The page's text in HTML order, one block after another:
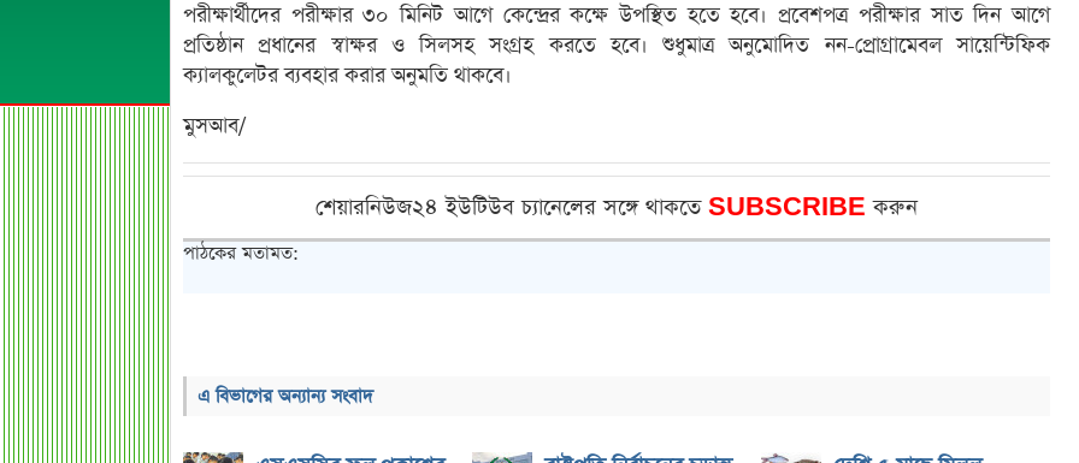
পরীক্ষার্থীদের পরীক্ষার ৩০ মিনিট আগে কেন্দ্রের কক্ষে উপস্থিত হতে হবে। প্রবেশপত্র পরীক্ষার সাত দিন আগে
প্রতিষ্ঠান প্রধানের স্বাক্ষর ও সিলসহ সংগ্রহ করতে হবে। শুধুমাত্র অনুমোদিত নন-প্রোগ্রামেবল সায়েন্টিফিক
ক্যালকুলেটর ব্যবহার করার অনুমতি থাকবে।
মুসআব/
শেয়ারনিউজ২৪ ইউটিউব চ্যানেলের সঙ্গে থাকতে SUBSCRIBEকরুন
পাঠকের মতামত:
এ বিভাগের অন্যান্য সংবাদ